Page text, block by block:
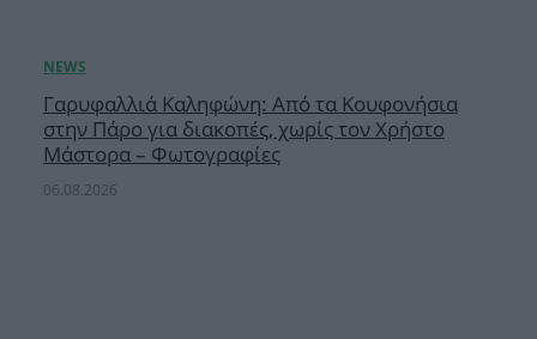
Γαρυφαλλιά Καληφώνη: Από τα Κουφονήσια
στην Πάρο για διακοπές, χωρίς τον Χρήστο
Μάστορα – Φωτογραφίες
06.08.2026